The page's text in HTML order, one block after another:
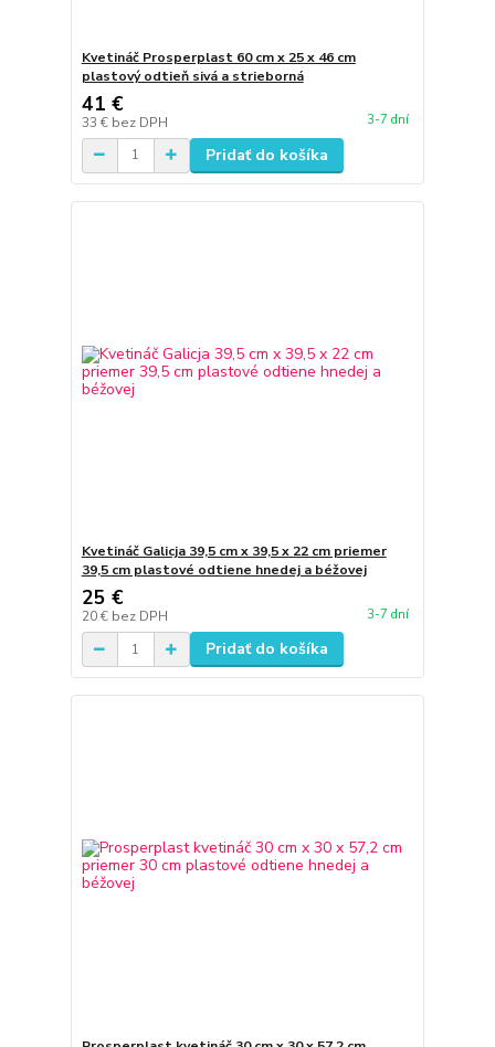
Kvetináč Prosperplast 60 cm x 25 x 46 cm
plastový odtieň sivá a strieborná
41 €
33 € bez DPH 3-7 dní
Pridať do košíka
Kvetináč Galicja 39,5 cm x 39,5 x 22 cm priemer
39,5 cm plastové odtiene hnedej a béžovej
25 €
20 € bez DPH 3-7 dní
Pridať do košíka